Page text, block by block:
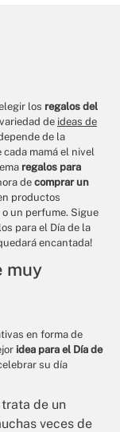
los regalos del
de ideas de
de la
mamá el nivel
regalos para
de comprar un
productos
un perfume. Sigue
para el Día de la
encantada!
muy
en forma de
idea para el Día de
su día
de un
veces de